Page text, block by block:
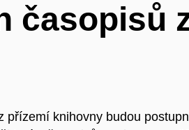
časopisů
přízemí knihovny budou